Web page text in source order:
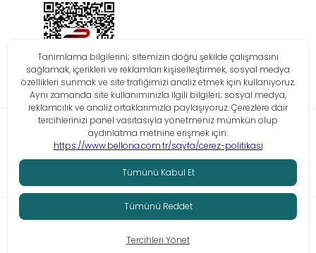
Bilgi Toplumu Hizmetleri KVKK Çerez Politikası İşlem Rehberi
© Tüm hakları saklıdır. Bellona 2026